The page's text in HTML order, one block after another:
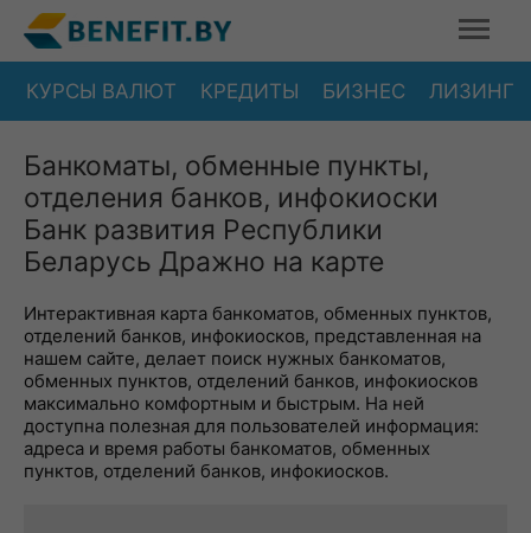
КУРСЫ ВАЛЮТ КРЕДИТЫ БИЗНЕС ЛИЗИНГ
Банкоматы, обменные пункты,
отделения банков, инфокиоски
Банк развития Республики
Беларусь Дражно на карте
Интерактивная карта банкоматов, обменных пунктов,
отделений банков, инфокиосков, представленная на
нашем сайте, делает поиск нужных банкоматов,
обменных пунктов, отделений банков, инфокиосков
максимально комфортным и быстрым. На ней
доступна полезная для пользователей информация:
адреса и время работы банкоматов, обменных
пунктов, отделений банков, инфокиосков.